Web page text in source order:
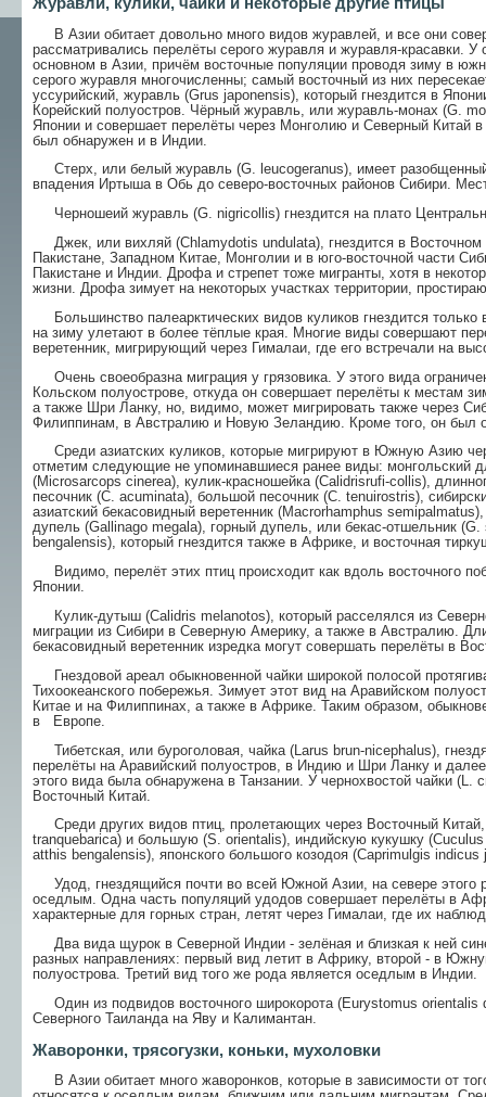
В Азии обитает довольно много видов журавлей, и все они
рассматривались перелёты серого журавля и журавля-красавки.
основном в Азии, причём восточные популяции проводя зиму в
серого журавля многочисленны; самый восточный из них
уссурийский, журавль (Grus japonensis), который гнездится в
Корейский полуостров. Чёрный журавль, или журавль-монах (G.
Японии и совершает перелёты через Монголию и Северный Китай
был обнаружен и в Индии.
Стерх, или белый журавль (G. leucogeranus), имеет
впадения Иртыша в Обь до северо-восточных районов Сибири.
Черношеий журавль (G. nigricollis) гнездится на плато
Джек, или вихляй (Chlamydotis undulata), гнездится в
Пакистане, Западном Китае, Монголии и в юго-восточной части
Пакистане и Индии. Дрофа и стрепет тоже мигранты, хотя в
жизни. Дрофа зимует на некоторых участках территории,
Большинство палеарктических видов куликов гнездится
на зиму улетают в более тёплые края. Многие виды совершают
веретенник, мигрирующий через Гималаи, где его встречали на
Очень своеобразна миграция у грязовика. У этого вида
Кольском полуострове, откуда он совершает перелёты к местам
а также Шри Ланку, но, видимо, может мигрировать также через
Филиппинам, в Австралию и Новую Зеландию. Кроме того, он был
Среди азиатских куликов, которые мигрируют в Южную Азию
отметим следующие не упоминавшиеся ранее виды: монгольский
(Microsarcops cinerea), кулик-красношейка (Calidrisrufi-collis),
песочник (С. acuminata), большой песочник (С. tenuirostris),
азиатский бекасовидный веретенник (Macrorhamphus
дупель (Gallinago megala), горный дупель, или бекас-отшельник
bengalensis), который гнездится также в Африке, и восточная
Видимо, перелёт этих птиц происходит как вдоль восточного
Японии.
Кулик-дутыш (Calidris melanotos), который расселялся из
миграции из Сибири в Северную Америку, а также в Австралию.
бекасовидный веретенник изредка могут совершать перелёты в
Гнездовой ареал обыкновенной чайки широкой полосой
Тихоокеанского побережья. Зимует этот вид на Аравийском
Китае и на Филиппинах, а также в Африке. Таким образом,
в Европе.
Тибетская, или буроголовая, чайка (Larus brun-nicephalus),
перелёты на Аравийский полуостров, в Индию и Шри Ланку и
этого вида была обнаружена в Танзании. У чернохвостой чайки (L.
Восточный Китай.
Среди других видов птиц, пролетающих через Восточный Китай,
tranquebarica) и большую (S. orientalis), индийскую кукушку
atthis bengalensis), японского большого козодоя (Caprimulgis
Удод, гнездящийся почти во всей Южной Азии, на севере этого
оседлым. Одна часть популяций удодов совершает перелёты в
характерные для горных стран, летят через Гималаи, где их
Два вида щурок в Северной Индии - зелёная и близкая к ней
разных направлениях: первый вид летит в Африку, второй - в
полуострова. Третий вид того же рода является оседлым в Индии.
Один из подвидов восточного широкорота (Eurystomus orientalis
Северного Таиланда на Яву и Калимантан.
Жаворонки, трясогузки, коньки, мухоловки
В Азии обитает много жаворонков, которые в зависимости от